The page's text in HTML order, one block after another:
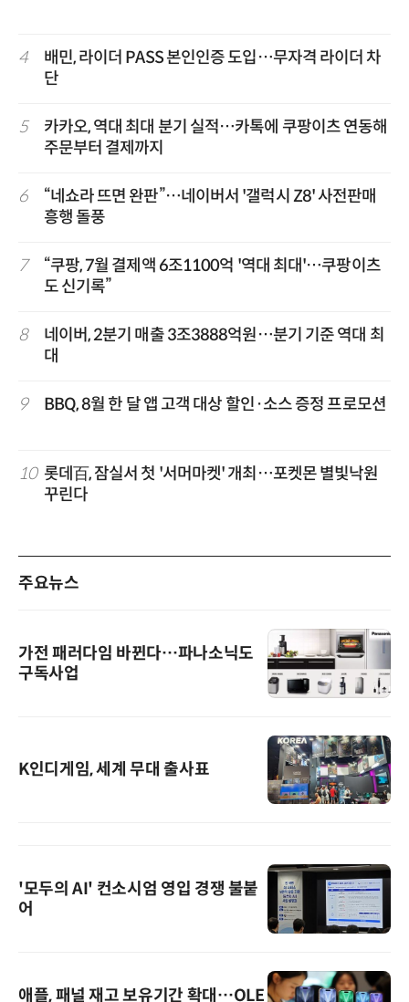
4
배민, 라이더 PASS 본인인증 도입…무자격 라이더 차
단
5
카카오, 역대 최대 분기 실적…카톡에 쿠팡이츠 연동해
주문부터 결제까지
6
“네쇼라 뜨면 완판”…네이버서 '갤럭시 Z8' 사전판매
흥행 돌풍
7
“쿠팡, 7월 결제액 6조1100억 '역대 최대'…쿠팡이츠
도 신기록”
8
네이버, 2분기 매출 3조3888억원…분기 기준 역대 최
대
9 BBQ, 8월 한 달 앱 고객 대상 할인·소스 증정 프로모션
10 롯데百, 잠실서 첫 '서머마켓' 개최…포켓몬 별빛낙원
꾸린다
주요뉴스
가전 패러다임 바뀐다…파나소닉도
구독사업
K인디게임, 세계 무대 출사표
'모두의 AI' 컨소시엄 영입 경쟁 불붙
어
애플, 패널 재고 보유기간 확대…OLE